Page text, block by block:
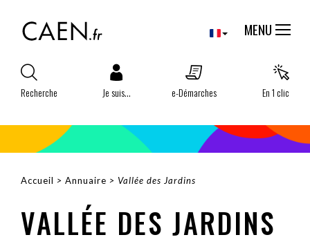
contenu
MENU
Recherche Je suis... e-Démarches En 1 clic
D'ARIANE
Accueil Annuaire Vallée des Jardins
VALLÉE DES JARDINS